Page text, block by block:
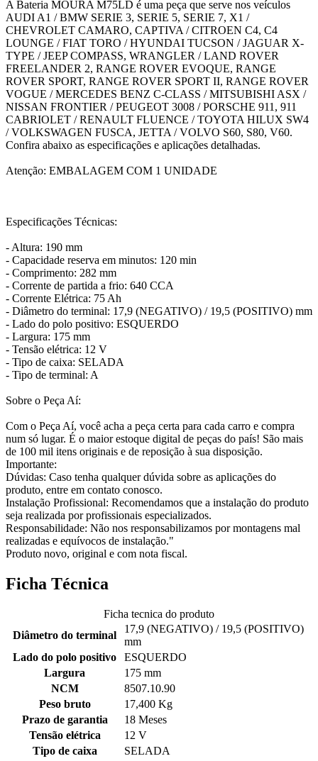
A Bateria MOURA M75LD é uma peça que serve nos veículos
AUDI A1 / BMW SERIE 3, SERIE 5, SERIE 7, X1 /
CHEVROLET CAMARO, CAPTIVA / CITROEN C4, C4
LOUNGE / FIAT TORO / HYUNDAI TUCSON / JAGUAR X-
TYPE / JEEP COMPASS, WRANGLER / LAND ROVER
FREELANDER 2, RANGE ROVER EVOQUE, RANGE
ROVER SPORT, RANGE ROVER SPORT II, RANGE ROVER
VOGUE / MERCEDES BENZ C-CLASS / MITSUBISHI ASX /
NISSAN FRONTIER / PEUGEOT 3008 / PORSCHE 911, 911
CABRIOLET / RENAULT FLUENCE / TOYOTA HILUX SW4
/ VOLKSWAGEN FUSCA, JETTA / VOLVO S60, S80, V60.
Confira abaixo as especificações e aplicações detalhadas.
Atenção: EMBALAGEM COM 1 UNIDADE
Especificações Técnicas:
- Altura: 190 mm
- Capacidade reserva em minutos: 120 min
- Comprimento: 282 mm
- Corrente de partida a frio: 640 CCA
- Corrente Elétrica: 75 Ah
- Diâmetro do terminal: 17,9 (NEGATIVO) / 19,5 (POSITIVO) mm
- Lado do polo positivo: ESQUERDO
- Largura: 175 mm
- Tensão elétrica: 12 V
- Tipo de caixa: SELADA
- Tipo de terminal: A
Sobre o Peça Aí:
Com o Peça Aí, você acha a peça certa para cada carro e compra
num só lugar. É o maior estoque digital de peças do país! São mais
de 100 mil itens originais e de reposição à sua disposição.
Importante:
Dúvidas: Caso tenha qualquer dúvida sobre as aplicações do
produto, entre em contato conosco.
Instalação Profissional: Recomendamos que a instalação do produto
seja realizada por profissionais especializados.
Responsabilidade: Não nos responsabilizamos por montagens mal
realizadas e equívocos de instalação."
Produto novo, original e com nota fiscal.
Ficha Técnica
Ficha tecnica do produto
Diâmetro do terminal
17,9 (NEGATIVO) / 19,5 (POSITIVO)
mm
Lado do polo positivo
ESQUERDO
Largura
175 mm
NCM
8507.10.90
Peso bruto
17,400 Kg
Prazo de garantia
18 Meses
Tensão elétrica
12 V
Tipo de caixa
SELADA